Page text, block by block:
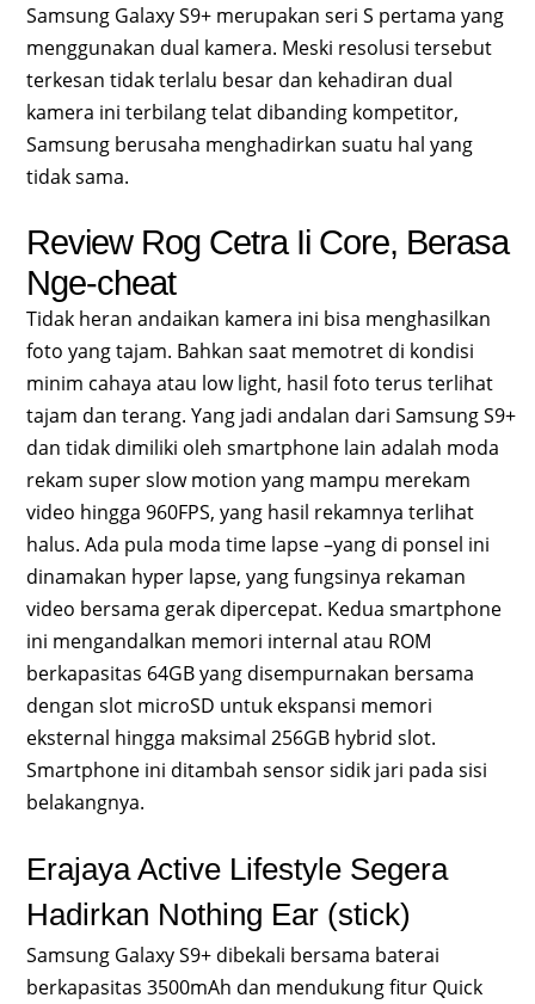
Samsung Galaxy S9+ merupakan seri S pertama yang
menggunakan dual kamera. Meski resolusi tersebut
terkesan tidak terlalu besar dan kehadiran dual
kamera ini terbilang telat dibanding kompetitor,
Samsung berusaha menghadirkan suatu hal yang
tidak sama.
Review Rog Cetra Ii Core, Berasa
Nge-cheat
Tidak heran andaikan kamera ini bisa menghasilkan
foto yang tajam. Bahkan saat memotret di kondisi
minim cahaya atau low light, hasil foto terus terlihat
tajam dan terang. Yang jadi andalan dari Samsung S9+
dan tidak dimiliki oleh smartphone lain adalah moda
rekam super slow motion yang mampu merekam
video hingga 960FPS, yang hasil rekamnya terlihat
halus. Ada pula moda time lapse –yang di ponsel ini
dinamakan hyper lapse, yang fungsinya rekaman
video bersama gerak dipercepat. Kedua smartphone
ini mengandalkan memori internal atau ROM
berkapasitas 64GB yang disempurnakan bersama
dengan slot microSD untuk ekspansi memori
eksternal hingga maksimal 256GB hybrid slot.
Smartphone ini ditambah sensor sidik jari pada sisi
belakangnya.
Erajaya Active Lifestyle Segera
Hadirkan Nothing Ear (stick)
Samsung Galaxy S9+ dibekali bersama baterai
berkapasitas 3500mAh dan mendukung fitur Quick